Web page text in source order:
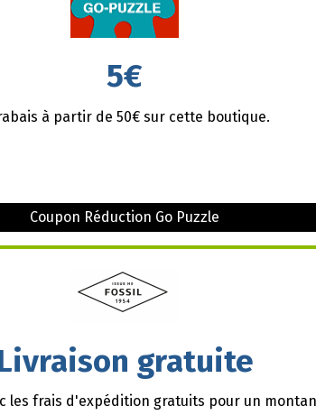
5€
à partir de 50€ sur cette boutique.
Coupon Réduction Go Puzzle
gratuite
les frais d'expédition gratuits pour un